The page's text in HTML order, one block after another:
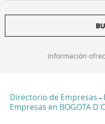
Información
Directorio de Empresas -
Empresas en BOGOTA D C